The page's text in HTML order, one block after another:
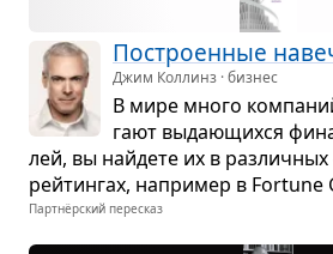
Постро­ен­ные
Джим Коллинз · бизнес
В мире много
гают выда­ю­щихся
лей, вы найдете их в
рейтин­гах, напри­мер в Fortune
Партнёрский пересказ